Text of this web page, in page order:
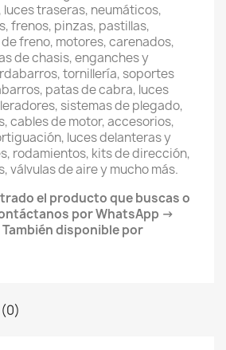
traseras, neumáticos,
frenos, pinzas, pastillas,
freno, motores, carenados,
de chasis, enganches y
tornillería, soportes
patas de cabra, luces
sistemas de plegado,
cables de motor, accesorios,
luces delanteras y
rodamientos, kits de dirección,
válvulas de aire y mucho más.
el producto que buscas o
por WhatsApp →
También disponible por